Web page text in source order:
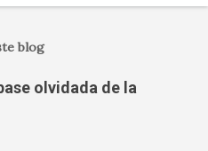
blog
olvidada de la